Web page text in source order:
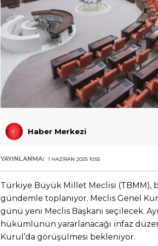
Haber Merkezi
YAYINLANMA: 1 HAZIRAN 2025 10:55
Türkiye Büyük Millet Meclisi (TBMM),
gündemle toplanıyor. Meclis Genel
günü yeni Meclis Başkanı seçilecek.
hükümlünün yararlanacağı infaz
Kurul’da görüşülmesi bekleniyor.